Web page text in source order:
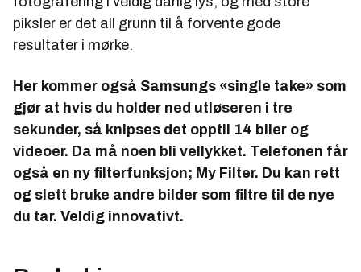
piksler er det all grunn til å forvente gode
resultater i mørke.
Her kommer også Samsungs «single take» som
gjør at hvis du holder ned utløseren i tre
sekunder, så knipses det opptil 14 biler og
videoer. Da må noen bli vellykket. Telefonen får
også en ny filterfunksjon; My Filter. Du kan rett
og slett bruke andre bilder som filtre til de nye
du tar. Veldig innovativt.